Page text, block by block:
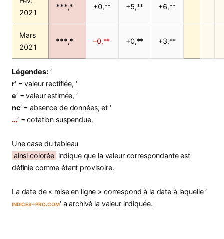
2021
***,* +0,** +5,** +6,**
Mars
2021
***,* –0,** +0,** +3,**
Légendes:‘
r‘ = valeur rectifiée, ‘
e‘ = valeur estimée, ‘
nc‘ = absence de données, et ‘
…‘ = cotation suspendue.
Une case du tableau
ainsi colorée indique que la valeur correspondante est
définie comme étant provisoire.
La date de « mise en ligne » correspond à la date à laquelle ‘
indices-pro.com‘ a archivé la valeur indiquée.